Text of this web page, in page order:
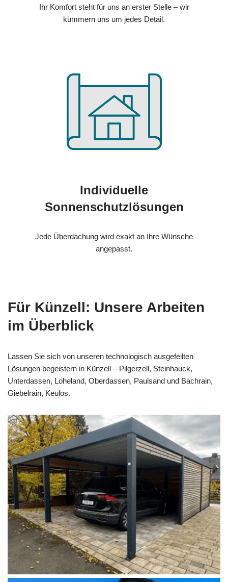
Ihr Komfort steht für uns an erster Stelle – wir
kümmern uns um jedes Detail.
Individuelle
Sonnenschutzlösungen
Jede Überdachung wird exakt an Ihre Wünsche
angepasst.
Für Künzell: Unsere Arbeiten
im Überblick
Lassen Sie sich von unseren technologisch ausgefeilten
Lösungen begeistern in Künzell – Pilgerzell, Steinhauck,
Unterdassen, Loheland, Oberdassen, Paulsand und Bachrain,
Giebelrain, Keulos.